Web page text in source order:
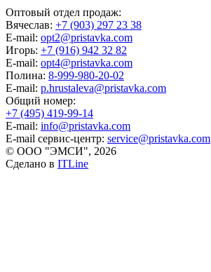
Оптовый отдел продаж:
Вячеслав: +7 (903) 297 23 38
E-mail: opt2@pristavka.com
Игорь: +7 (916) 942 32 82
E-mail: opt4@pristavka.com
Полина: 8-999-980-20-02
E-mail: p.hrustaleva@pristavka.com
Общий номер:
+7 (495) 419-99-14
E-mail: info@pristavka.com
E-mail сервис-центр: service@pristavka.com
© ООО "ЭМСИ", 2026
Сделано в ITLine